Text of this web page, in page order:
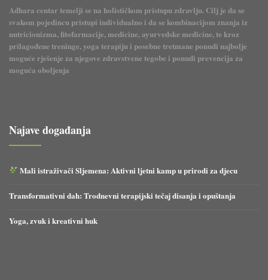
Adhara centar temelji se na holističkom pristupu zdravlju. Cilj je da se
svakom pojedincu pristupi individualno i da se kombinacijom znanja iz
nutricionizma, fitofarmacije, medicine, ayurvedske medicine, te kroz
prilagođene treninge, yoga terapiju i posebne tretmane ponudi najbolje
moguće rješenje za njegove zdravstvene tegobe i ponudi prevencija za
moguća oboljenja
Najave događanja
Mali istraživači Sljemena: Aktivni ljetni kamp u prirodi za djecu
Transformativni dah: Trodnevni terapijski tečaj disanja i opuštanja
Yoga, zvuk i kreativni huk